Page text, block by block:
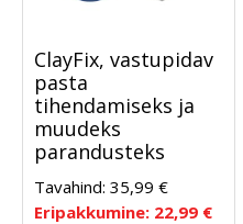
ClayFix, vastupidav
pasta
tihendamiseks ja
muudeks
parandusteks
Tavahind: 35,99 €
Eripakkumine: 22,99 €